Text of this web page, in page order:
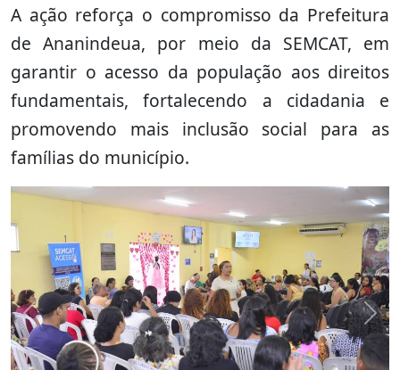
A ação reforça o compromisso da Prefeitura
de Ananindeua, por meio da SEMCAT, em
garantir o acesso da população aos direitos
fundamentais, fortalecendo a cidadania e
promovendo mais inclusão social para as
famílias do município.
Previous